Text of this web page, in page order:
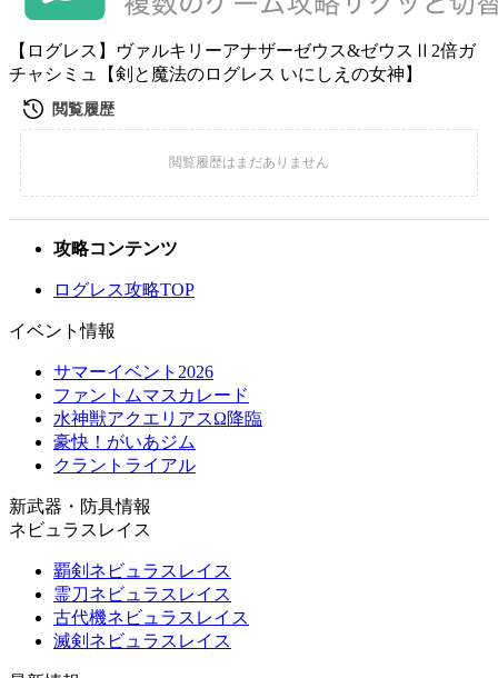
【ログレス】ヴァルキリーアナザーゼウス&ゼウスⅡ2倍ガ
チャシミュ【剣と魔法のログレス いにしえの女神】
攻略コンテンツ
ログレス攻略TOP
イベント情報
サマーイベント2026
ファントムマスカレード
水神獣アクエリアスΩ降臨
豪快！がいあジム
クラントライアル
新武器・防具情報
ネビュラスレイス
覇剣ネビュラスレイス
霊刀ネビュラスレイス
古代機ネビュラスレイス
滅剣ネビュラスレイス